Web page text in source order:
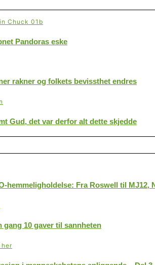
Pandoras eske
rakner og folkets bevissthet endres
Gud, det var derfor alt dette skjedde
hemmeligholdelse: Fra Roswell til
gang 10 gaver til sannheten